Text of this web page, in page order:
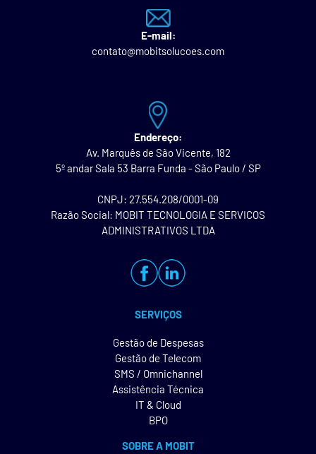
E-mail:
contato@mobitsolucoes.com
Endereço:
Av. Marquês de São Vicente, 182
5º andar Sala 53 Barra Funda - São Paulo / SP
CNPJ: 27.554.208/0001-09
Razão Social: MOBIT TECNOLOGIA E SERVICOS
ADMINISTRATIVOS LTDA
SERVIÇOS
Gestão de Despesas
Gestão de Telecom
SMS / Omnichannel
Assistência Técnica
IT & Cloud
BPO
SOBRE A MOBIT